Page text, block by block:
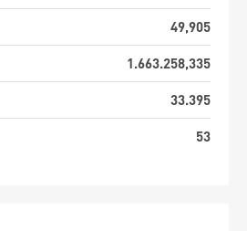
49,905
1.663.258,335
33.395
53